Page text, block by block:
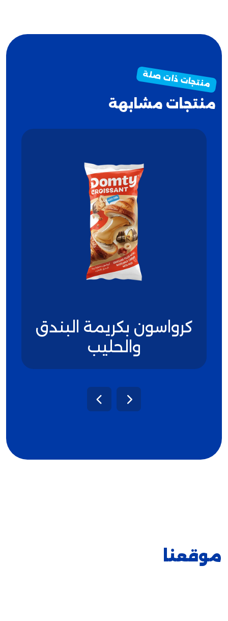
منتجات مشابهة
كرواسون بكريمة البندق
والحليب
موقعنا